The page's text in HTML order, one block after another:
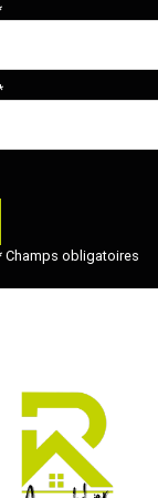
Champs obligatoires